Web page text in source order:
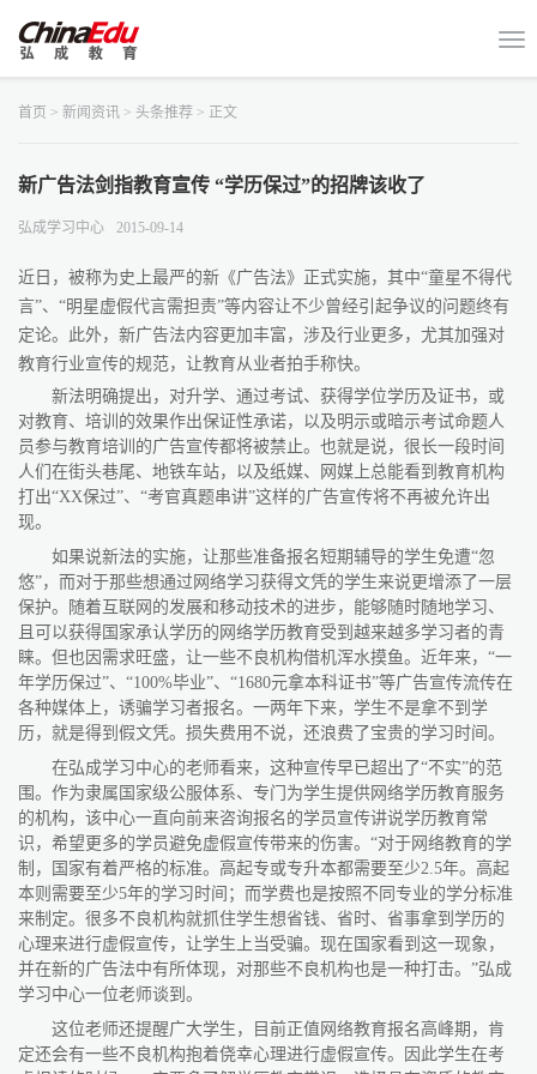
首页 > 新闻资讯 > 头条推荐 > 正文
新广告法剑指教育宣传 “学历保过”的招牌该收了
弘成学习中心 2015-09-14
近日，被称为史上最严的新《广告法》正式实施，其中“童星不得代
言”、“明星虚假代言需担责”等内容让不少曾经引起争议的问题终有
定论。此外，新广告法内容更加丰富，涉及行业更多，尤其加强对
教育行业宣传的规范，让教育从业者拍手称快。
新法明确提出，对升学、通过考试、获得学位学历及证书，或
对教育、培训的效果作出保证性承诺，以及明示或暗示考试命题人
员参与教育培训的广告宣传都将被禁止。也就是说，很长一段时间
人们在街头巷尾、地铁车站，以及纸媒、网媒上总能看到教育机构
打出“XX保过”、“考官真题串讲”这样的广告宣传将不再被允许出
现。
如果说新法的实施，让那些准备报名短期辅导的学生免遭“忽
悠”，而对于那些想通过网络学习获得文凭的学生来说更增添了一层
保护。随着互联网的发展和移动技术的进步，能够随时随地学习、
且可以获得国家承认学历的网络学历教育受到越来越多学习者的青
睐。但也因需求旺盛，让一些不良机构借机浑水摸鱼。近年来，“一
年学历保过”、“100%毕业”、“1680元拿本科证书”等广告宣传流传在
各种媒体上，诱骗学习者报名。一两年下来，学生不是拿不到学
历，就是得到假文凭。损失费用不说，还浪费了宝贵的学习时间。
在弘成学习中心的老师看来，这种宣传早已超出了“不实”的范
围。作为隶属国家级公服体系、专门为学生提供网络学历教育服务
的机构，该中心一直向前来咨询报名的学员宣传讲说学历教育常
识，希望更多的学员避免虚假宣传带来的伤害。“对于网络教育的学
制，国家有着严格的标准。高起专或专升本都需要至少2.5年。高起
本则需要至少5年的学习时间；而学费也是按照不同专业的学分标准
来制定。很多不良机构就抓住学生想省钱、省时、省事拿到学历的
心理来进行虚假宣传，让学生上当受骗。现在国家看到这一现象，
并在新的广告法中有所体现，对那些不良机构也是一种打击。”弘成
学习中心一位老师谈到。
这位老师还提醒广大学生，目前正值网络教育报名高峰期，肯
定还会有一些不良机构抱着侥幸心理进行虚假宣传。因此学生在考